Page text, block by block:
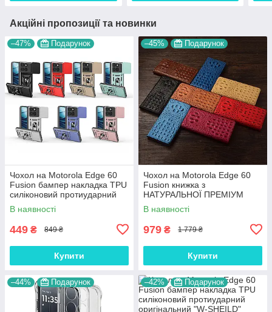
Акційні пропозиції та новинки
–47% Подарунок
Чохол на Motorola Edge 60
Fusion бампер накладка TPU
силіконовий протиударний
оригінальний "ROG ARMOR"
В наявності
449 ₴ 849 ₴
Купити
–45% Подарунок
Чохол на Motorola Edge 60
Fusion книжка з
НАТУРАЛЬНОЇ ПРЕМІУМ
ШКІРИ із підставкою
протиударний магнітний 3D
В наявності
979 ₴ 1 779 ₴
Купити
–44% Подарунок –42% Подарунок